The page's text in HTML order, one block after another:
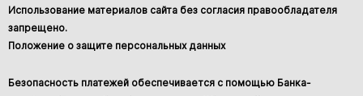
Использование материалов сайта без согласия правообладателя
запрещено.
Положение о защите персональных данных
Безопасность платежей обеспечивается с помощью Банка-